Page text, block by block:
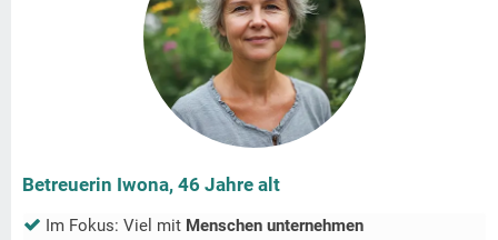
Betreuerin Iwona, 46 Jahre alt
Im Fokus: Viel mit Menschen unternehmen